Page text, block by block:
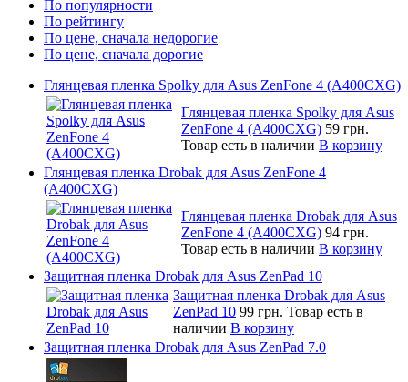
По популярности
По рейтингу
По цене, сначала недорогие
По цене, сначала дорогие
Глянцевая пленка Spolky для Asus ZenFone 4 (A400CXG)
Глянцевая пленка Spolky для Asus
ZenFone 4 (A400CXG) 59 грн.
Товар есть в наличии В корзину
Глянцевая пленка Drobak для Asus ZenFone 4
(A400CXG)
Глянцевая пленка Drobak для Asus
ZenFone 4 (A400CXG) 94 грн.
Товар есть в наличии В корзину
Защитная пленка Drobak для Asus ZenPad 10
Защитная пленка Drobak для Asus
ZenPad 10 99 грн. Товар есть в
наличии В корзину
Защитная пленка Drobak для Asus ZenPad 7.0